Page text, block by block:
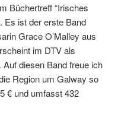
Büchertreff “Irisches
Es ist der erste Band
Grace O’Malley aus
im DTV als
Auf diesen Band freue ich
Region um Galway so
€ und umfasst 432